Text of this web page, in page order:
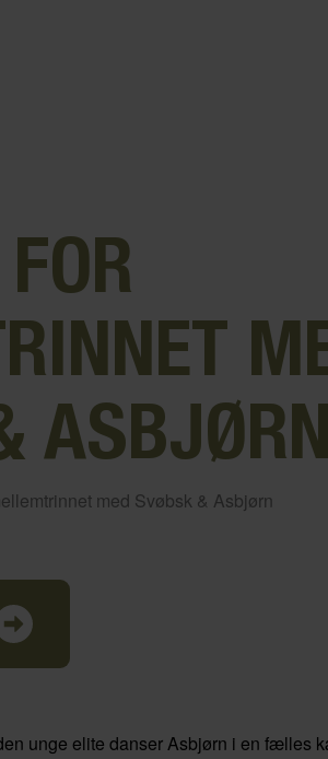
ASBJØRN
med Svøbsk & Asbjørn
unge elite danser Asbjørn i en fælles